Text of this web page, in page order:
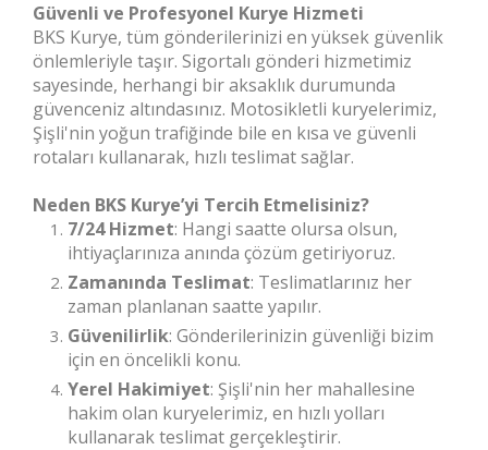
Güvenli ve Profesyonel Kurye Hizmeti
BKS Kurye, tüm gönderilerinizi en yüksek güvenlik
önlemleriyle taşır. Sigortalı gönderi hizmetimiz
sayesinde, herhangi bir aksaklık durumunda
güvenceniz altındasınız. Motosikletli kuryelerimiz,
Şişli'nin yoğun trafiğinde bile en kısa ve güvenli
rotaları kullanarak, hızlı teslimat sağlar.
Neden BKS Kurye’yi Tercih Etmelisiniz?
7/24 Hizmet: Hangi saatte olursa olsun,
ihtiyaçlarınıza anında çözüm getiriyoruz.
Zamanında Teslimat: Teslimatlarınız her
zaman planlanan saatte yapılır.
Güvenilirlik: Gönderilerinizin güvenliği bizim
için en öncelikli konu.
Yerel Hakimiyet: Şişli'nin her mahallesine
hakim olan kuryelerimiz, en hızlı yolları
kullanarak teslimat gerçekleştirir.